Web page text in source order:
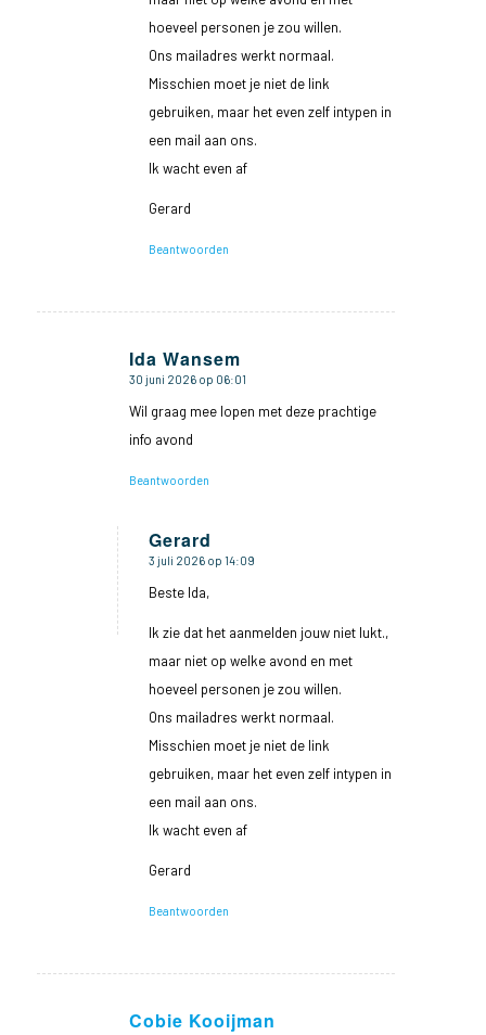
hoeveel personen je zou willen.
Ons mailadres werkt normaal.
Misschien moet je niet de link
gebruiken, maar het even zelf intypen in
een mail aan ons.
Ik wacht even af
Gerard
Beantwoorden
Ida Wansem
zegt:
30 juni 2026 op 06:01
Wil graag mee lopen met deze prachtige
info avond
Beantwoorden
Gerard
zegt:
3 juli 2026 op 14:09
Beste Ida,
Ik zie dat het aanmelden jouw niet lukt.,
maar niet op welke avond en met
hoeveel personen je zou willen.
Ons mailadres werkt normaal.
Misschien moet je niet de link
gebruiken, maar het even zelf intypen in
een mail aan ons.
Ik wacht even af
Gerard
Beantwoorden
Cobie Kooijman